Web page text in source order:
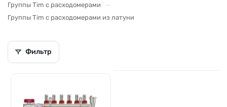
Группы Tim с расходомерами —
Группы Tim с расходомерами из латуни
Фильтр